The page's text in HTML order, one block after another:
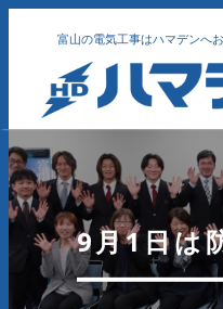
富山の電気工事はハマデンへ
9月1日は